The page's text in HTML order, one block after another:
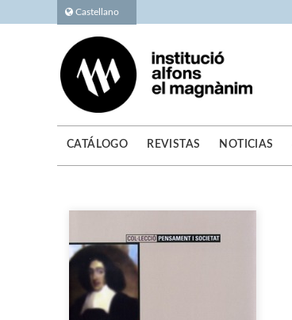
Castellano
CATÁLOGO REVISTAS NOTICIAS